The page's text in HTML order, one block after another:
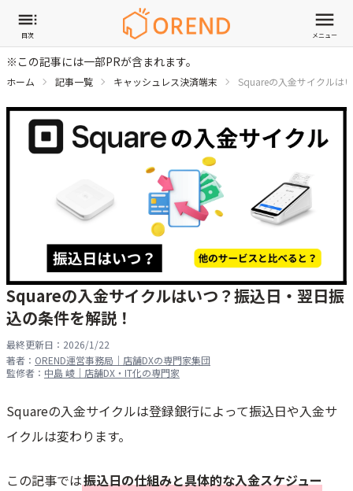
目次 メニュー
※この記事には一部PRが含まれます。
ホーム 記事一覧 キャッシュレス決済端末 Squareの入金サイクルは
Squareの入金サイクルはいつ？振込日・翌日振
込の条件を解説！
最終更新日： 2026/1/22
著者： OREND運営事務局｜店舗DXの専門家集団
監修者： 中島 崚｜店舗DX・IT化の専門家
Squareの入金サイクルは登録銀行によって振込日や入金サ
イクルは変わります。
この記事では振込日の仕組みと具体的な入金スケジュー